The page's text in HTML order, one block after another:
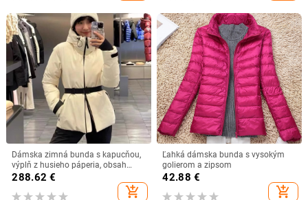
Dámska zimná bunda s kapucňou,
výplň z husieho páperia, obsah
páperia 86-90%, výplň 201-300 g
288.62 €
add_shopping_cart
Ľahká dámska bunda s vysokým
golierom a zipsom
42.88 €
add_shopping_cart